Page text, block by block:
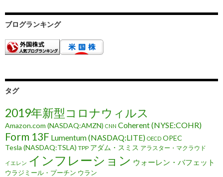
ブログランキング
タグ
2019年新型コロナウィルス
Amazon.com (NASDAQ:AMZN) CNN Coherent (NYSE:COHR)
Form 13F Lumentum (NASDAQ:LITE) OECD OPEC
Tesla (NASDAQ:TSLA) TPP アダム・スミス アラスター・マクラウド
イエレン インフレーション ウォーレン・バフェット
ウラジミール・プーチン ウラン